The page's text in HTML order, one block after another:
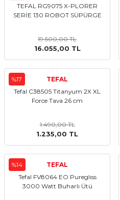
TEFAL RG9075 X-PLORER
SERİE 130 ROBOT SÜPÜRGE
19.500,00 TL
16.055,00 TL
%17
TEFAL
Tefal C38505 Titanyum 2X XL
Force Tava 26 cm
1.490,00 TL
1.235,00 TL
%14
TEFAL
Tefal FV8064 EO Pureglıss
3000 Watt Buharlı Ütü